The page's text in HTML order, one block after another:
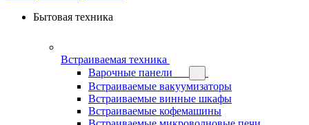
Бытовая техника
Встраиваемая техника
Варочные панели
Встраиваемые вакуумизаторы
Встраиваемые винные шкафы
Встраиваемые кофемашины